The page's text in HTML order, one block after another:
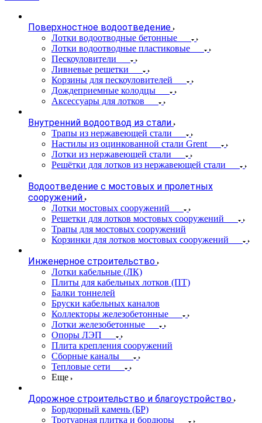
Поверхностное водоотведение
Лотки водоотводные бетонные
Лотки водоотводные пластиковые
Пескоуловители
Ливневые решетки
Корзины для пескоуловителей
Дождеприемные колодцы
Аксессуары для лотков
Внутренний водоотвод из стали
Трапы из нержавеющей стали
Настилы из оцинкованной стали Grent
Лотки из нержавеющей стали
Решётки для лотков из нержавеющей стали
Водоотведение с мостовых и пролетных
сооружений
Лотки мостовых сооружений
Решетки для лотков мостовых сооружений
Трапы для мостовых сооружений
Корзинки для лотков мостовых сооружений
Инженерное строительство
Лотки кабельные (ЛК)
Плиты для кабельных лотков (ПТ)
Балки тоннелей
Бруски кабельных каналов
Коллекторы железобетонные
Лотки железобетонные
Опоры ЛЭП
Плита крепления сооружений
Сборные каналы
Тепловые сети
Еще
Дорожное строительство и благоустройство
Бордюрный камень (БР)
Тротуарная плитка и бордюры